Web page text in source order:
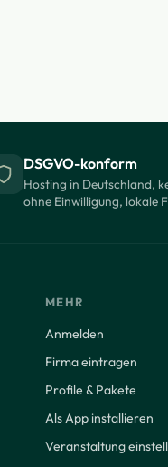
DSGVO-konform
Hosting in Deutschland,
ohne Einwilligung, lokale
MEHR
Anmelden
Firma eintragen
Profile & Pakete
Als App installieren
Veranstaltung